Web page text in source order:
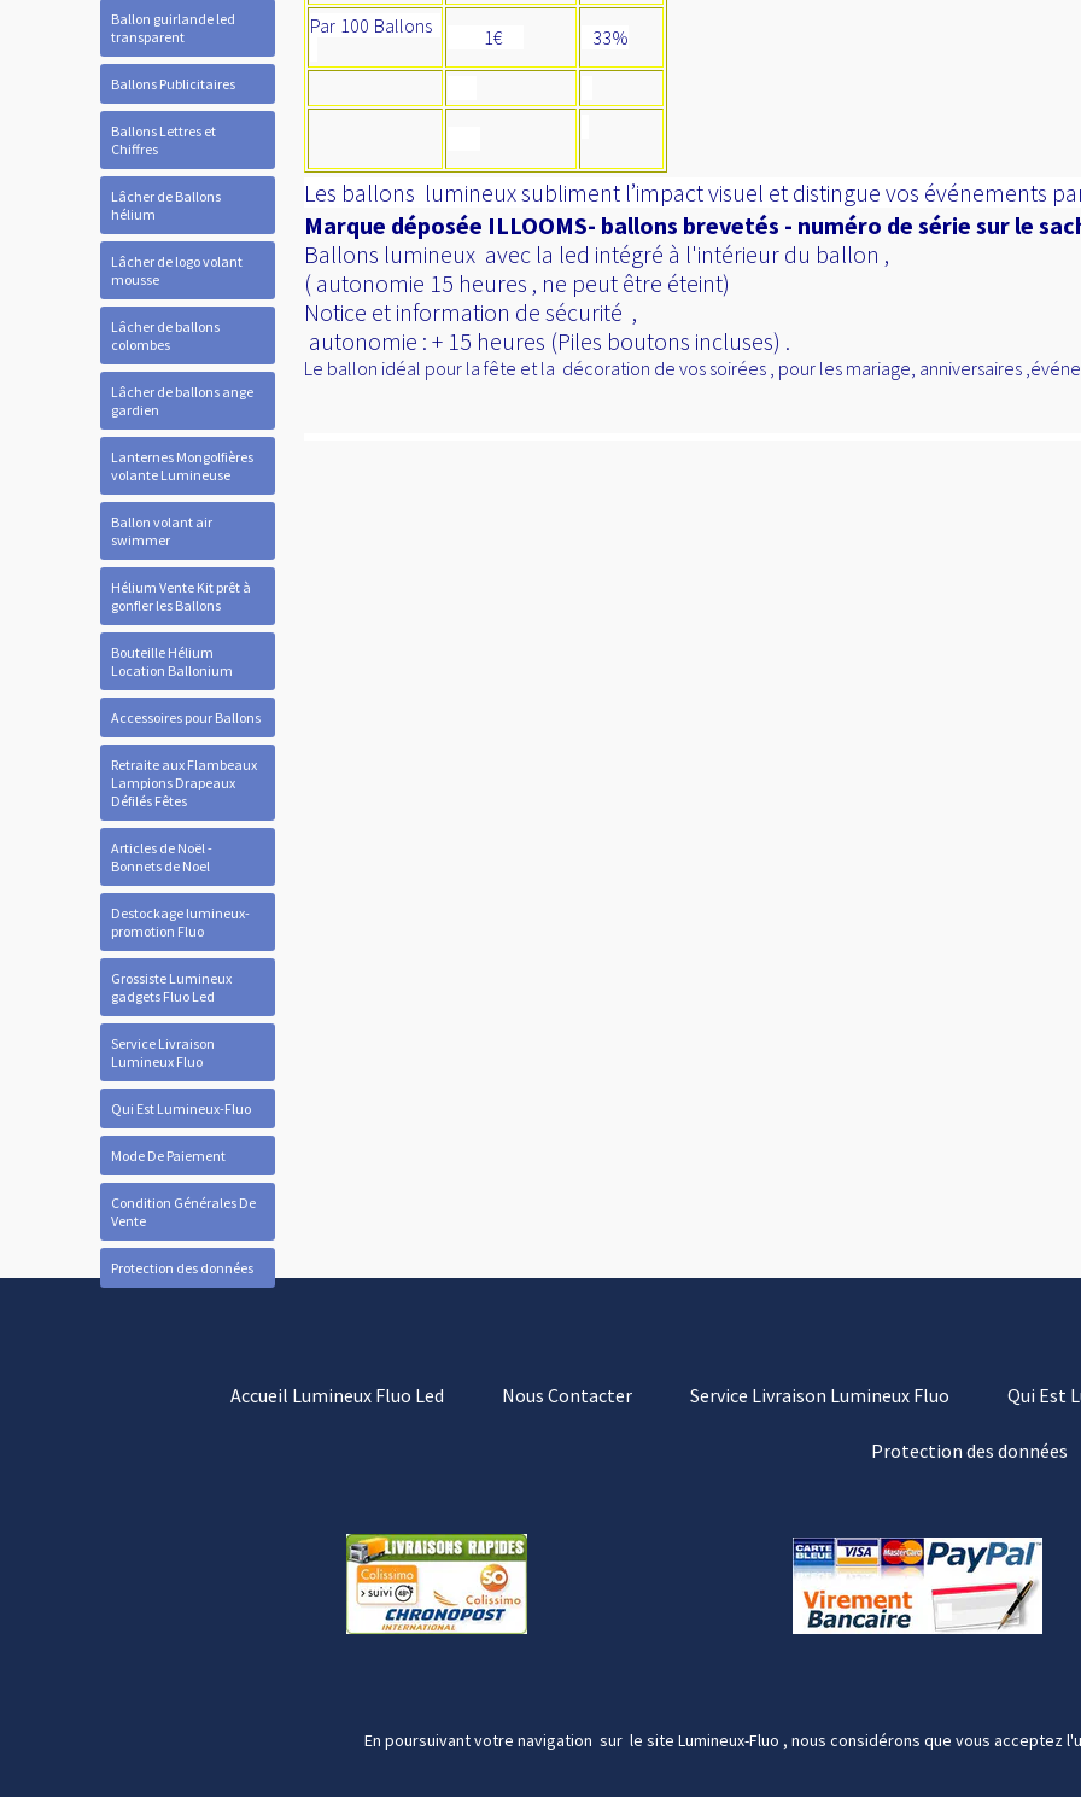
Ballon guirlande led
transparent
Ballons Publicitaires
Ballons Lettres et
Chiffres
Lâcher de Ballons
hélium
Lâcher de logo volant
mousse
Lâcher de ballons
colombes
Lâcher de ballons ange
gardien
Lanternes Mongolfières
volante Lumineuse
Ballon volant air
swimmer
Hélium Vente Kit prêt à
gonfler les Ballons
Bouteille Hélium
Location Ballonium
Accessoires pour Ballons
Retraite aux Flambeaux
Lampions Drapeaux
Défilés Fêtes
Articles de Noël -
Bonnets de Noel
Destockage lumineux-
promotion Fluo
Grossiste Lumineux
gadgets Fluo Led
Service Livraison
Lumineux Fluo
Qui Est Lumineux-Fluo
Mode De Paiement
Condition Générales De
Vente
Protection des données
Accueil Lumineux Fluo Led Nous Contacter Service Livraison Lumineux Fluo Qui Est
Protection des données
En poursuivant votre navigation sur le site Lumineux-Fluo , nous considérons que vous acceptez
Par 100 Ballons
1€ 33%
Les ballons lumineux subliment l’impact visuel et distingue vos événements
Marque déposée ILLOOMS- ballons brevetés - numéro de série sur le
Ballons lumineux avec la led intégré à l'intérieur du ballon ,
( autonomie 15 heures , ne peut être éteint)
Notice et information de sécurité ,
autonomie : + 15 heures (Piles boutons incluses) .
Le ballon idéal pour la fête et la décoration de vos soirées , pour les mariage, anniversaires